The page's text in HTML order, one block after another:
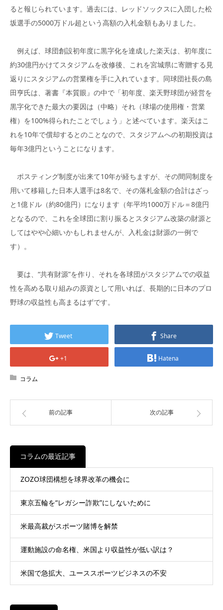
ると報じられています。過去には、レッドソックスに入団した松
坂選手の5000万ドル超という高額の入札金額もありました。
例えば、球団創設初年度に黒字化を達成した楽天は、初年度に
約30億円かけてスタジアムを改修後、これを宮城県に寄贈する見
返りにスタジアムの営業権を手に入れています。同球団社長の島
田亨氏は、著書『本質眼』の中で「初年度、楽天野球団が経営を
黒字化できた最大の要因は（中略）それ（球場の使用権・営業
権）を100%得られたことでしょう」と述べています。楽天はこ
れを10年で償却するとのことなので、スタジアムへの初期投資は
毎年3億円ということになります。
ポスティング制度が出来て10年が経ちますが、その間同制度を
用いて移籍した日本人選手は8名で、その落札金額の合計はざっ
と1億ドル（約80億円）になります（年平均1000万ドル＝8億円
となるので、これを全球団に割り振るとスタジアム改築の財源と
してはやや心細いかもしれませんが、入札金は財源の一例で
す）。
要は、“共有財源”を作り、それを各球団がスタジアムでの収益
性を高める取り組みの原資として用いれば、長期的に日本のプロ
野球の収益性も高まるはずです。
Tweet Share
+1 Hatena
コラム
前の記事 次の記事
コラムの最近記事
ZOZO球団構想を球界改革の機会に
東京五輪を“レガシー詐欺”にしないために
米最高裁がスポーツ賭博を解禁
運動施設の命名権、米国より収益性が低い訳は？
米国で急拡大、ユーススポーツビジネスの不安